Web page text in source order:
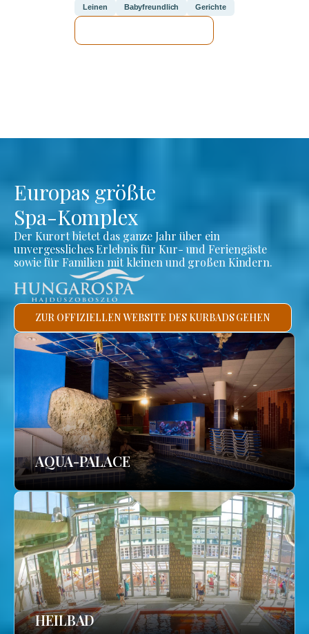
Leinen Babyfreundlich Gerichte
Europas größte
Spa-Komplex
Der Kurort bietet das ganze Jahr über ein
unvergessliches Erlebnis für Kur- und Feriengäste
sowie für Familien mit kleinen und großen Kindern.
ZUR OFFIZIELLEN WEBSITE DES KURBADS GEHEN
AQUA-PALACE
HEILBAD